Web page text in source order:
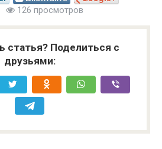
126 просмотров
статья? Поделиться с
друзьями: